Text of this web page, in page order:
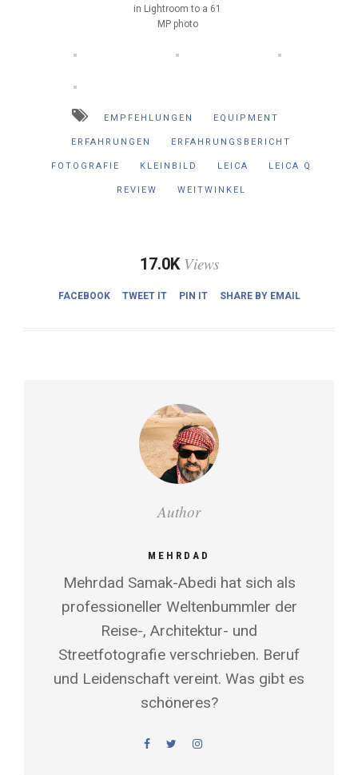
in Lightroom to a 61
MP photo
EMPFEHLUNGEN EQUIPMENT
ERFAHRUNGEN ERFAHRUNGSBERICHT
FOTOGRAFIE KLEINBILD LEICA LEICA Q
REVIEW WEITWINKEL
17.0K Views
FACEBOOK TWEET IT PIN IT SHARE BY EMAIL
Author
MEHRDAD
Mehrdad Samak-Abedi hat sich als
professioneller Weltenbummler der
Reise-, Architektur- und
Streetfotografie verschrieben. Beruf
und Leidenschaft vereint. Was gibt es
schöneres?